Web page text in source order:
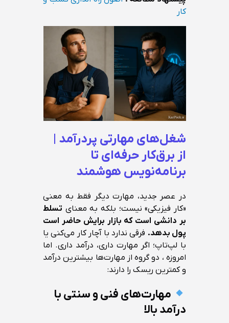
کار
شغل‌های مهارتی پردرآمد |
از برق‌کار حرفه‌ای تا
برنامه‌نویس هوشمند
در عصر جدید، مهارت دیگر فقط به معنی
«کار فیزیکی» نیست؛ بلکه به معنای تسلط
بر دانشی است که بازار برایش حاضر است
پول بدهد. فرقی ندارد با آچار کار می‌کنی یا
با لپ‌تاپ؛ اگر مهارت داری، درآمد داری. اما
امروزه ، دو گروه از مهارت‌ها بیشترین درآمد
و کمترین ریسک را دارند:
مهارت‌های فنی و سنتی با
درآمد بالا